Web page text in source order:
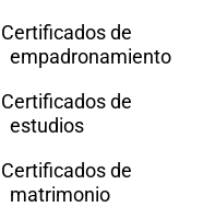
Certificados de
empadronamiento
Certificados de
estudios
Certificados de
matrimonio